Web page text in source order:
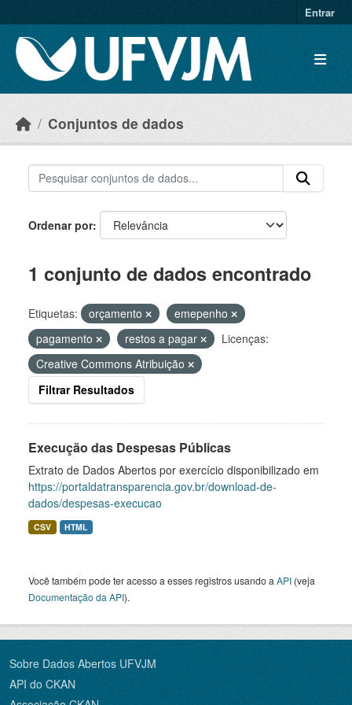
Entrar
Conjuntos de dados
Ordenar por
1 conjunto de dados encontrado
Etiquetas: orçamento
emepenho
pagamento
restos a pagar
Licenças:
Creative Commons Atribuição
Filtrar Resultados
Execução das Despesas Públicas
Extrato de Dados Abertos por exercício disponibilizado em
https://portaldatransparencia.gov.br/download-de-
dados/despesas-execucao
CSV HTML
Você também pode ter acesso a esses registros usando a API (veja
Documentação da API).
Sobre Dados Abertos UFVJM
API do CKAN